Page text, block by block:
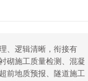
、逻辑清晰，衔接有
砌施工质量检测、混凝
前地质预报、隧道施工